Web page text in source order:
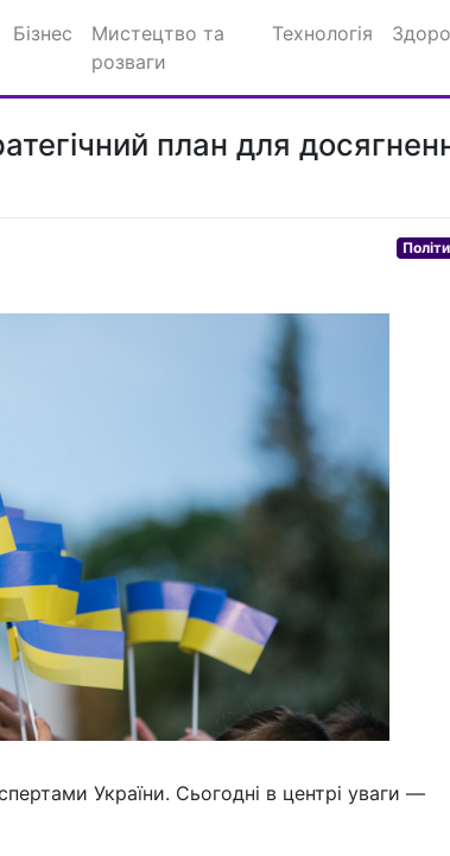
Бізнес
Мистецтво та
розваги
Технологія
план для
України. Сьогодні в центрі уваги —